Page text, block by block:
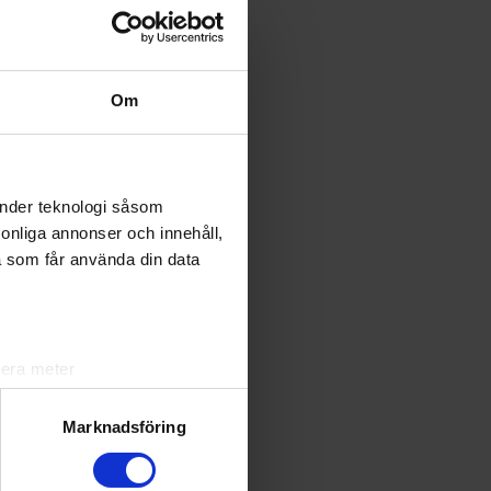
Om
teknologi såsom
annonser och innehåll,
får använda din data
meter
. Du kan ändra
Marknadsföring
med A-
– 192